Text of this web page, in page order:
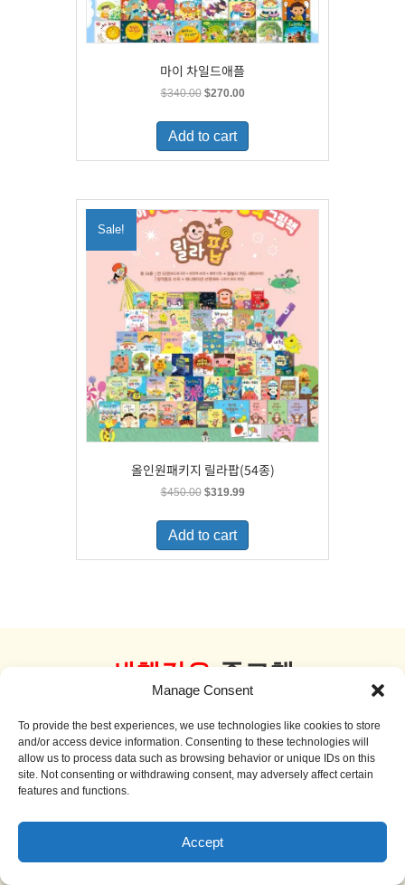
Manage Consent
To provide the best experiences, we use technologies like cookies to store
and/or access device information. Consenting to these technologies will
allow us to process data such as browsing behavior or unique IDs on this
site. Not consenting or withdrawing consent, may adversely affect certain
features and functions.
Accept
마이 차일드애플
$340.00 Original
was:
$340.00.
$270.00Current
is:
Add to cart
Sale!
올인원패키지 릴라팝(54종)
$450.00 Original
was:
$450.00.
$319.99Current
is:
Add to cart
새책같은 중고책
더 보기
Sale!